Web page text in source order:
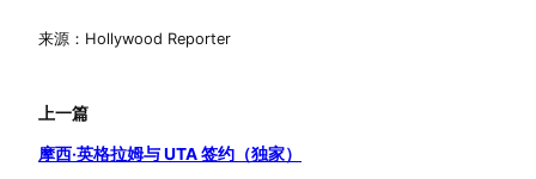
来源：Hollywood Reporter
上一篇
摩西·英格拉姆与 UTA 签约（独家）